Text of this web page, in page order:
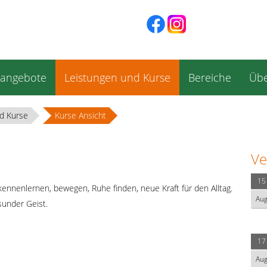
Leistungen und Kurse Bereiche
Kurse Kurse Ansicht
bewegen, Ruhe finden, neue Kraft für den Alltag.
Geist.
15
Aug
17
Aug